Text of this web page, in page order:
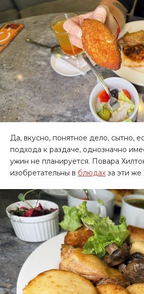
Да, вкусно, понятное дело, сытно,
подхода к раздаче, однозначно
ужин не планируется. Повара
изобретательны в блюдах за эти же